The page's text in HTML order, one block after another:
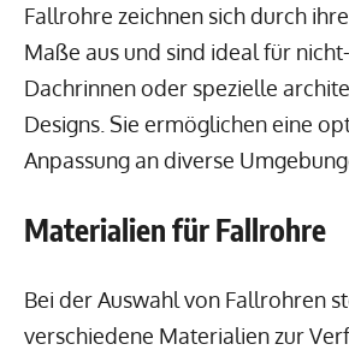
Fallrohre zeichnen sich durch
Maße aus und sind ideal für
Dachrinnen oder spezielle
Designs. Sie ermöglichen eine
Anpassung an diverse
Materialien für Fallrohre
Bei der Auswahl von Fallrohren
verschiedene Materialien zur